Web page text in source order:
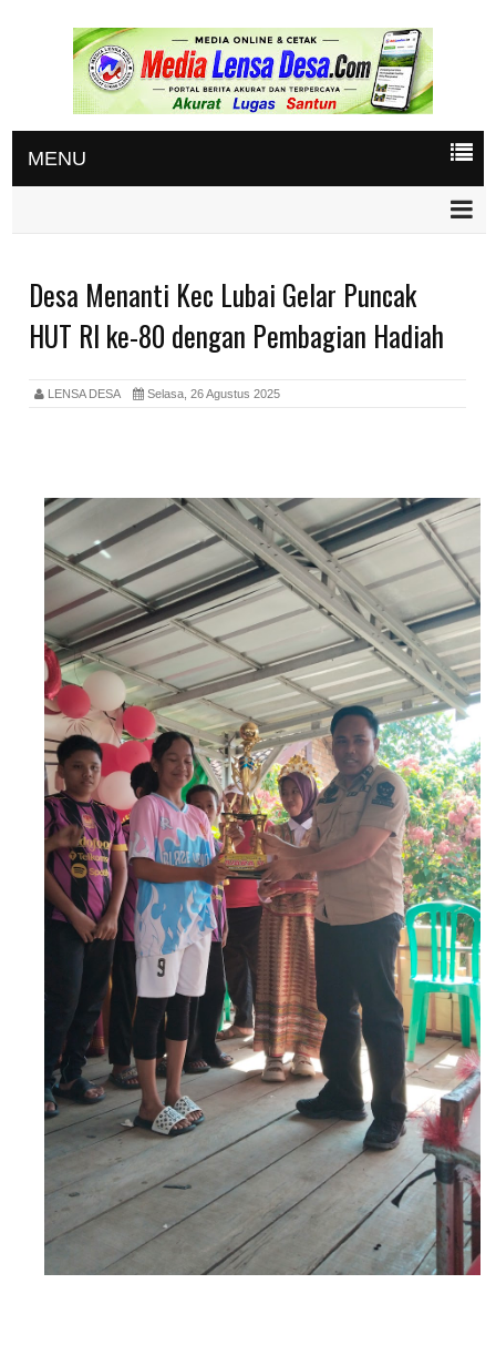
MENU
Desa Menanti Kec Lubai Gelar Puncak
HUT RI ke-80 dengan Pembagian Hadiah
LENSA DESA Selasa, 26 Agustus 2025